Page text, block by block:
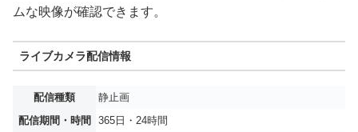
ムな映像が確認できます。
ライブカメラ配信情報
配信種類
静止画
配信期間・時間
365日・24時間